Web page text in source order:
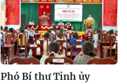
Phó Bí thư Tỉnh ủy